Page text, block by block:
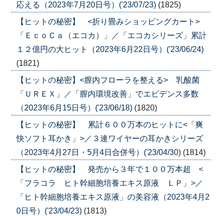
応える（2023年7月20日号）('23/07/23) (1825)
【ヒットの秘密】 <折り畳みショッピングカート>
「ＥｃｏＣａ（エコカ）」／「エコカシリーズ」累計
１２億円の大ヒット（2023年6月22日号）('23/06/24)
(1821)
【ヒットの秘密】<膣内フローラを整える> 乳酸菌
「ＵＲＥＸ」／「膣内環境改善」でエビデンス多数
（2023年6月15日号）('23/06/18) (1820)
【ヒットの秘密】 累計６００万本のヒットに<「爽
快ソフト耳かき」>／３連ワイヤーの耳かきシリーズ
（2023年4月27日・5月4日合併号）('23/04/30) (1814)
【ヒットの秘密】 発売から３年で１００万本超 <
「フラコラ ヒト幹細胞培養エキス原液 ＬＰ」>／
「ヒト幹細胞培養エキス原液」の美容液（2023年4月2
0日号）('23/04/23) (1813)